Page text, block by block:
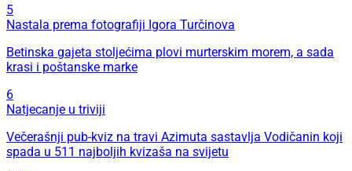
5
Nastala prema fotografiji Igora Turčinova
Betinska gajeta stoljećima plovi murterskim morem, a sada
krasi i poštanske marke
6
Natjecanje u triviji
Večerašnji pub-kviz na travi Azimuta sastavlja Vodičanin koji
spada u 511 najboljih kvizaša na svijetu